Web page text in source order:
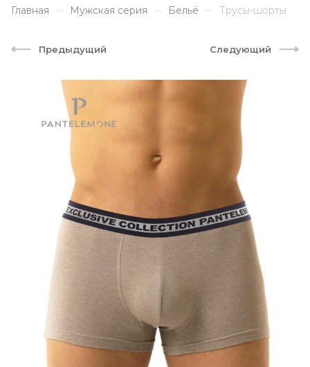
Главная Мужская серия Бельё Трусы-шорты
Предыдущий Следующий